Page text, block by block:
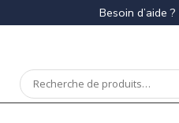
Besoin d’aide ?